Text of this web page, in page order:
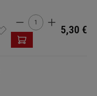
Product Quantity:
5,30 €